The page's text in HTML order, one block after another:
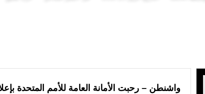
واشنطن – رحبت الأمانة العامة للأمم المتحدة